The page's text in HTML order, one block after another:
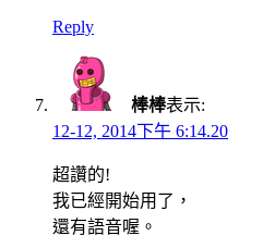
Reply
棒棒表示:
12-12, 2014下午 6:14.20
超讚的!
我已經開始用了，
還有語音喔。